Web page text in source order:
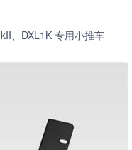
、DXL1K 专用小推车